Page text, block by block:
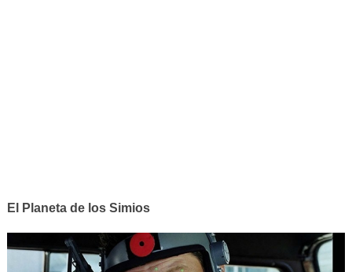
El Planeta de los Simios